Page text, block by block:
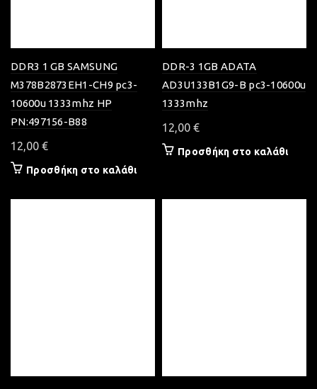
DDR3 1 GB SAMSUNG
M378B2873EH1-CH9 pc3-
10600u 1333mhz HP
PN:497156-B88
12,00 €
Προσθήκη στο καλάθι
DDR-3 1GB ADATA
AD3U133B1G9-B pc3-10600u
1333mhz
12,00 €
Προσθήκη στο καλάθι